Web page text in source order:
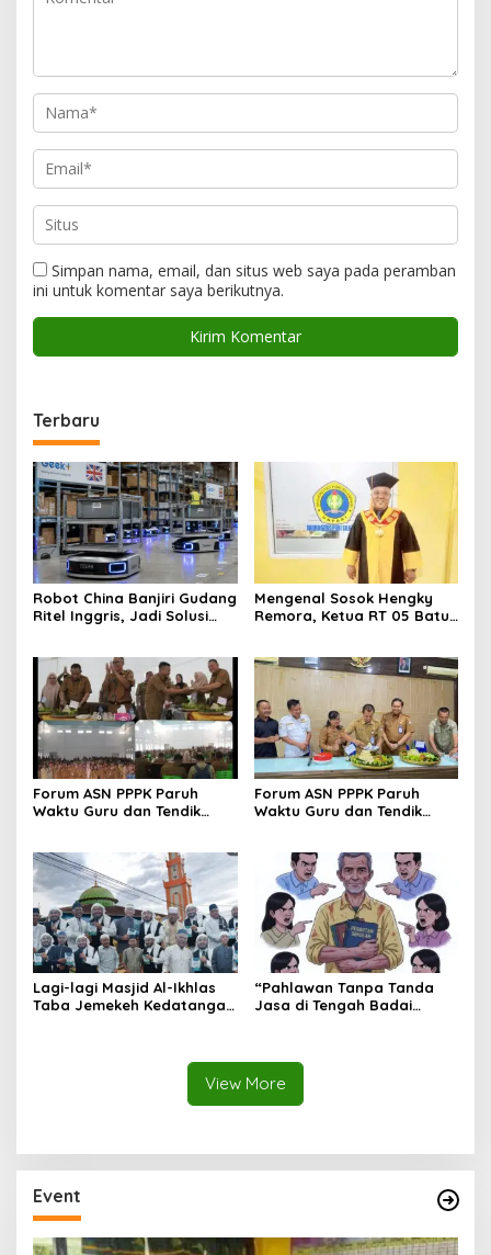
Simpan nama, email, dan situs web saya pada peramban
ini untuk komentar saya berikutnya.
Terbaru
Robot China Banjiri Gudang
Ritel Inggris, Jadi Solusi
Mengenal Sosok Hengky
Remora, Ketua RT 05 Batu
Forum ASN PPPK Paruh
Waktu Guru dan Tendik
Disdikbud Lubuk Linggau
Forum ASN PPPK Paruh
Waktu Guru dan Tendik
Lagi-lagi Masjid Al-Ikhlas
Taba Jemekeh Kedatangan
Qori Dari Makkah Syeh
“Pahlawan Tanpa Tanda
Jasa di Tengah Badai
View More
Event